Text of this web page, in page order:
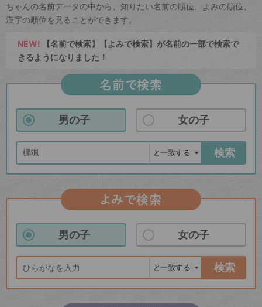
ちゃんの名前データの中から、知りたい名前の順位、よみの順位、
漢字の順位を見ることができます。
NEW! 【名前で検索】【よみで検索】が名前の一部で検索で
きるようになりました！
名前で検索
男の子 女の子
検索
よみで検索
男の子 女の子
検索